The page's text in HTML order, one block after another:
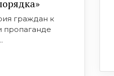
граждан к
пропаганде